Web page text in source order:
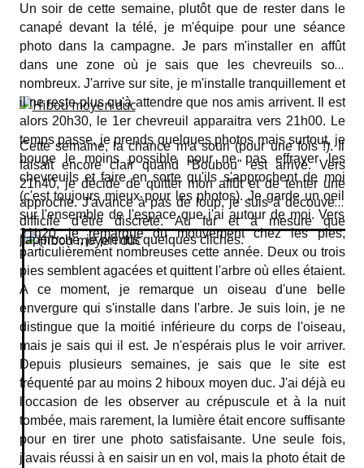
Un soir de cette semaine, plutôt que de rester dans le
canapé devant la télé, je m'équipe pour une séance
photo dans la campagne. Je pars m'installer en affût
dans une zone où je sais que les chevreuils sont
nombreux. J'arrive sur site, je m'installe tranquillement et
il ne reste plus qu'à attendre que nos amis arrivent. Il est
alors 20h30, le 1er chevreuil apparaitra vers 21h00. Le
temps passe, je prends quelques photos mais surtout, je
bouge le moins possible pour ne pas effrayer les
chevreuils et faire en sorte qu'ils s'approchent de moi
(c'est toujours mieux pour les photos). Je garde un oeil
sur l'ensemble de l'espace que j'ai autour de moi. Vers
21h20, je remarque du mouvement chez les pies,
particulièrement nombreuses cette année. Deux ou trois
pies semblent agacées et quittent l'arbre où elles étaient.
A ce moment, je remarque un oiseau d'une belle
envergure qui s'installe dans l'arbre. Je suis loin, je ne
distingue que la moitié inférieure du corps de l'oiseau,
mais je sais qui il est. Je n'espérais plus le voir arriver.
Depuis plusieurs semaines, je sais que le site est
fréquenté par au moins 2 hiboux moyen duc. J'ai déjà eu
l'occasion de les observer au crépuscule et à la nuit
tombée, mais rarement, la lumière était encore suffisante
pour en tirer une photo satisfaisante. Une seule fois,
j'avais réussi à en saisir un en vol, mais la photo était de
Cette semaine, la chance m'a souri (pour une fois !). Il
faisait encore clair quand "Boubou" est arrivé. Vers
21h40, je décide de quitter mon affût et de tenter une
approche. J'avance à pas de loup, je suis à découvert,
difficile d'être discrète. Au fur et à mesure que
j'approche, je prends quelques clichés.